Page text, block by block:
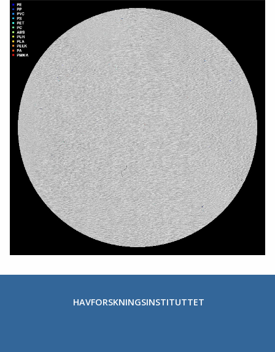
HAVFORSKNINGSINSTITUTTET